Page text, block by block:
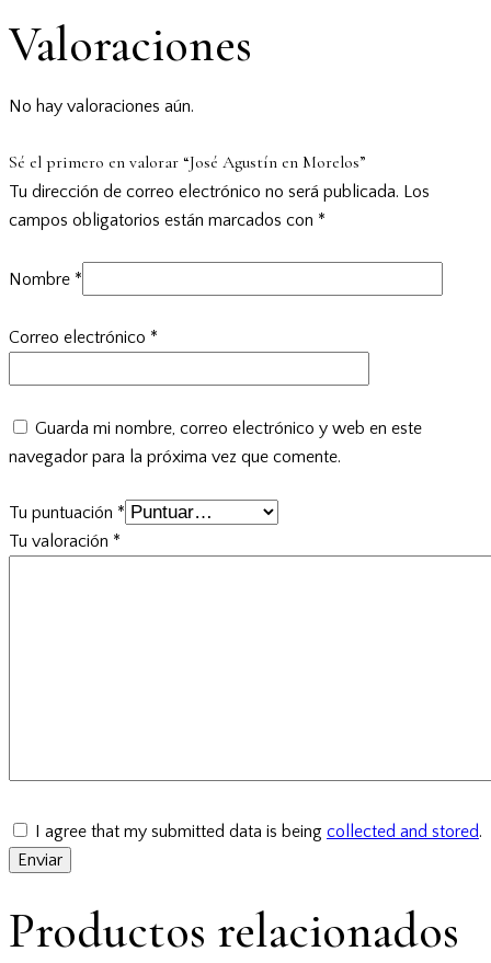
Valoraciones
No hay valoraciones aún.
Sé el primero en valorar “José Agustín en Morelos”
Tu dirección de correo electrónico no será publicada. Los
campos obligatorios están marcados con *
Nombre *
Correo electrónico *
Guarda mi nombre, correo electrónico y web en este
navegador para la próxima vez que comente.
Tu puntuación *
Tu valoración *
I agree that my submitted data is being collected and stored.
Productos relacionados